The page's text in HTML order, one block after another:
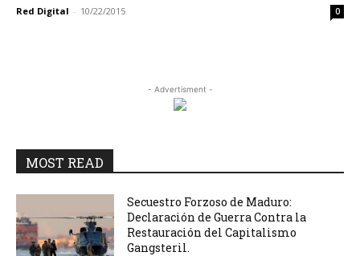
Red Digital - 10/22/2015 0
- Advertisment -
MOST READ
Secuestro Forzoso de Maduro:
Declaración de Guerra Contra la
Restauración del Capitalismo
Gangsteril.